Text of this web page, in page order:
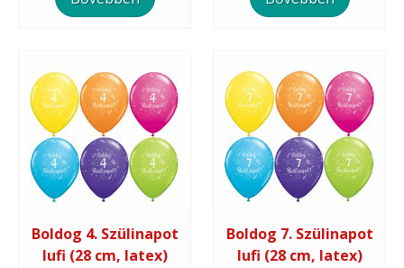
Boldog 4. Szülinapot
lufi (28 cm, latex)
Boldog 7. Szülinapot
lufi (28 cm, latex)